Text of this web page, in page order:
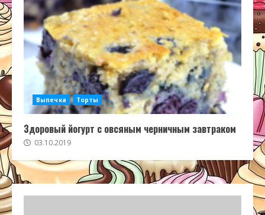
Выпечка Торты
Здоровый йогурт с овсяным черничным завтраком
03.10.2019